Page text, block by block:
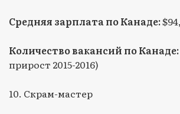
Средняя зарплата по Канаде:
Количество вакансий по Канаде:
прирост 2015-2016)
10. Скрам-мастер